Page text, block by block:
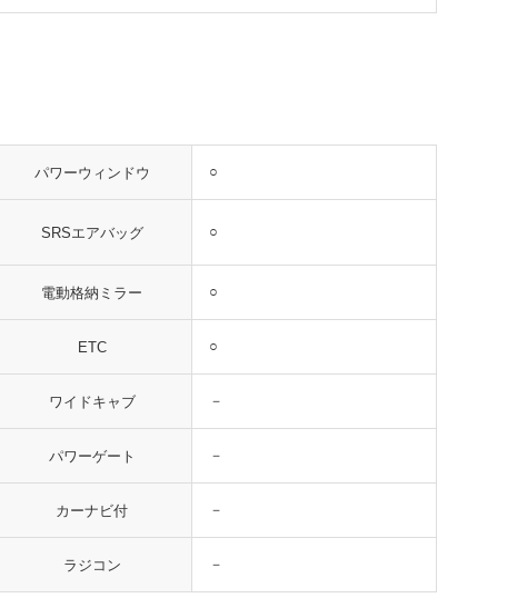
パワーウィンドウ ○
SRSエアバッグ ○
電動格納ミラー ○
ETC ○
ワイドキャブ －
パワーゲート －
カーナビ付 －
ラジコン －